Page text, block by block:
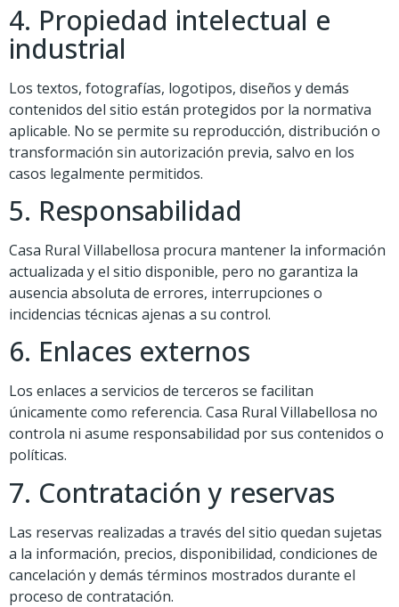
4. Propiedad intelectual e
industrial
Los textos, fotografías, logotipos, diseños y demás
contenidos del sitio están protegidos por la normativa
aplicable. No se permite su reproducción, distribución o
transformación sin autorización previa, salvo en los
casos legalmente permitidos.
5. Responsabilidad
Casa Rural Villabellosa procura mantener la información
actualizada y el sitio disponible, pero no garantiza la
ausencia absoluta de errores, interrupciones o
incidencias técnicas ajenas a su control.
6. Enlaces externos
Los enlaces a servicios de terceros se facilitan
únicamente como referencia. Casa Rural Villabellosa no
controla ni asume responsabilidad por sus contenidos o
políticas.
7. Contratación y reservas
Las reservas realizadas a través del sitio quedan sujetas
a la información, precios, disponibilidad, condiciones de
cancelación y demás términos mostrados durante el
proceso de contratación.